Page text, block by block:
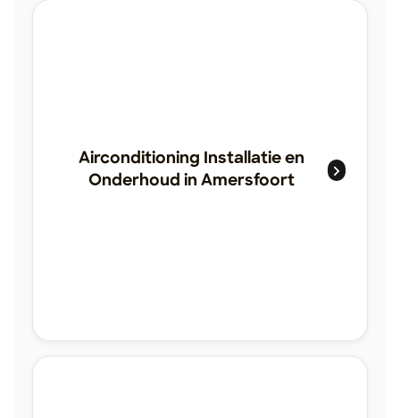
Airconditioning Installatie en
Onderhoud in Amersfoort